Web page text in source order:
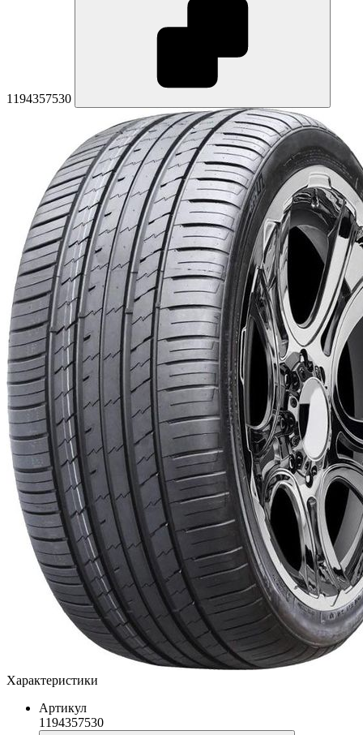
1194357530
Характеристики
Артикул
1194357530